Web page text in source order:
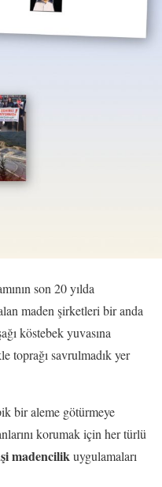
son 20 yılda
maden şirketleri bir anda
köstebek yuvasına
toprağı savrulmadık yer
bir aleme götürmeye
korumak için her türlü
madencilikuygulamaları